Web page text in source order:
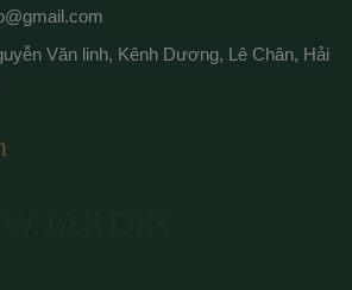
Văn linh, Kênh Dương, Lê Chân, Hải